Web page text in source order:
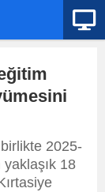
2025-
18